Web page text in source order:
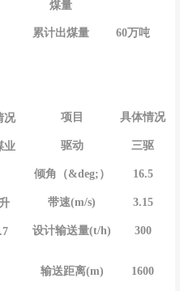
煤量
累计出煤量 60万吨
况 项目 具体情况
业 驱动 三驱
倾角（&deg;） 16.5
带速(m/s) 3.15
设计输送量(t/h) 300
输送距离(m) 1600